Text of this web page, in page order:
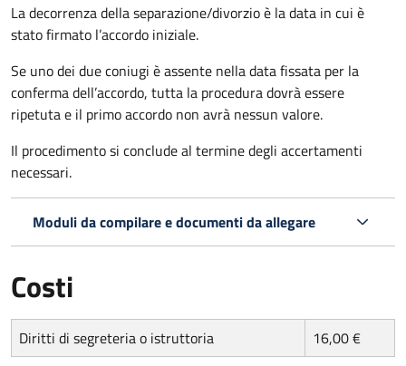
La decorrenza della separazione/divorzio è la data in cui è
stato firmato l’accordo iniziale.
Se uno dei due coniugi è assente nella data fissata per la
conferma dell’accordo, tutta la procedura dovrà essere
ripetuta e il primo accordo non avrà nessun valore.
Il procedimento si conclude al termine degli accertamenti
necessari.
Moduli da compilare e documenti da allegare
Costi
Diritti di segreteria o istruttoria 16,00 €